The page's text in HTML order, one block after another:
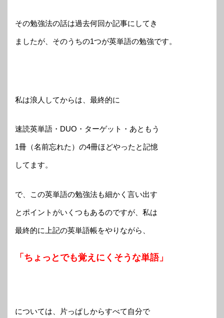
その勉強法の話は過去何回か記事にしてき
ましたが、そのうちの1つが英単語の勉強です。
私は浪人してからは、最終的に
速読英単語・DUO・ターゲット・あともう
1冊（名前忘れた）の4冊ほどやったと記憶
してます。
で、この英単語の勉強法も細かく言い出す
とポイントがいくつもあるのですが、私は
最終的に上記の英単語帳をやりながら、
「ちょっとでも覚えにくそうな単語」
については、片っぱしからすべて自分で